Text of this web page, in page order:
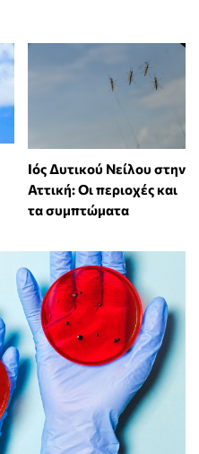
Ιός Δυτικού Νείλου στην
Αττική: Οι περιοχές και
τα συμπτώματα